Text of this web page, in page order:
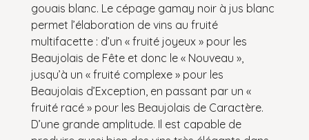
gouais blanc. Le cépage gamay noir à jus blanc
permet l’élaboration de vins au fruité
multifacette : d’un « fruité joyeux » pour les
Beaujolais de Fête et donc le « Nouveau »,
jusqu’à un « fruité complexe » pour les
Beaujolais d’Exception, en passant par un «
fruité racé » pour les Beaujolais de Caractère.
D’une grande amplitude. Il est capable de